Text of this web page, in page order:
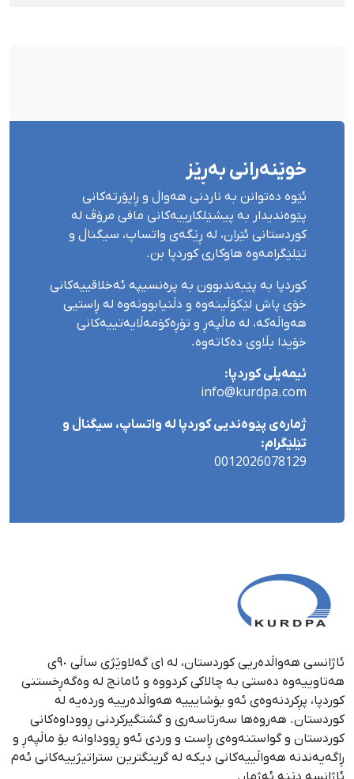
خوێنەرانی بەڕێز
ئێوە دەتوانن بە ناردنی هەواڵ و ڕاپۆرتەکانی
پێوەندیدار بە پیشێلکارییەکانی مافی مرۆڤ لە
کوردستانی ئێران، لە ڕێگەی واتساپ، سیگناڵ و
تێلێگرامەوە هاوکاری کوردپا بن.
کوردپا بە پێبەندبوون بە پرەنسیپە ئەخلاقییەکانی
خۆی پاش لێکۆڵینەوە و دڵنیابوونەوە لە ڕاستیی
هەواڵەکە، لە ماڵپەڕ و تۆڕەکۆمەڵایەتییەکانی
خۆیدا بڵاوی دەکاتەوە.
ئیمەیڵی کوردپا:
info@kurdpa.com
ژمارەی پێوەندیی کوردپا لە واتساپ، سیگناڵ و
تێلێگرام:
0012026078129
ئاژانسی هەواڵدەریی کوردستان، لە ١ی گەلاوێژی ساڵی ٩٠ی
هەتاوییەوە دەستی بە چالاکی کردووە و ئامانج لە وەگەڕخستنی
كوردپا، پڕكردنەوەی ئەو بۆشایییە هەواڵدەرییە وردەیە لە
كوردستان. هەروەها سەرتاسەری و گشتگیركردنی ڕووداوەكانی
كوردستان و گواستنەوەی ڕاست و وردی ئەو ڕووداوانە بۆ ماڵپەڕ و
ڕاگەیەندنە هەواڵییەكانی دیكە لە گرینگترین ستراتیژییەكانی ئەم